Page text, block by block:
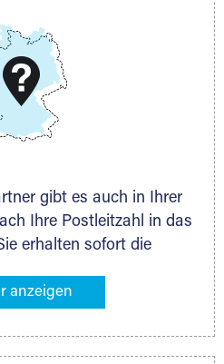
gibt es auch in Ihrer
Ihre Postleitzahl in das
erhalten sofort die
Ihrer Nähe. An zahlreichen
Gibt es Extraraum noch